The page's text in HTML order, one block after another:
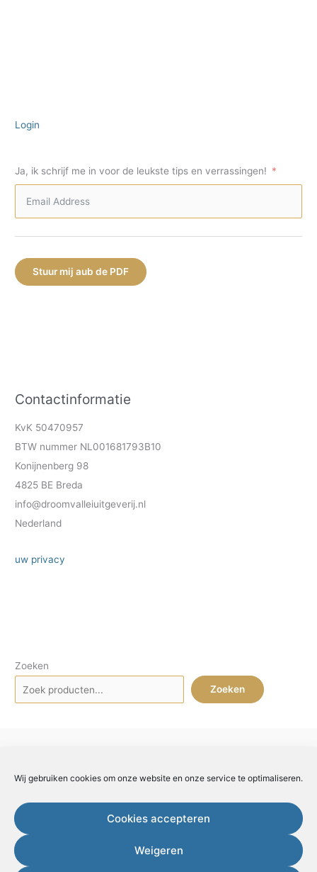
Wij gebruiken cookies om onze website en onze service te optimaliseren.
Cookies accepteren
Weigeren
Login
Ja, ik schrijf me in voor de leukste tips en verrassingen!
Stuur mij aub de PDF
Contactinformatie
KvK 50470957
BTW nummer NL001681793B10
Konijnenberg 98
4825 BE Breda
info@droomvalleiuitgeverij.nl
Nederland
uw privacy
Zoeken
Zoeken
Koop ongedaan maken